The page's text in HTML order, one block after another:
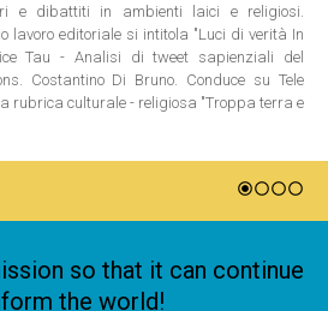
e dibattiti in ambienti laici e religiosi.
lavoro editoriale si intitola "Luci di verità In
Tau - Analisi di tweet sapienziali del
Costantino Di Bruno. Conduce su Tele
rubrica culturale - religiosa "Troppa terra e